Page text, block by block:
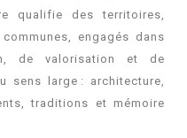
qualifie des territoires,
engagés dans
de valorisation et de
sens large : architecture,
traditions et mémoire